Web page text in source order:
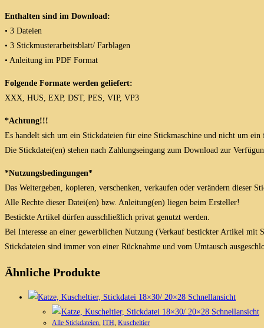
Enthalten sind im Download:
• 3 Dateien
• 3 Stickmusterarbeitsblatt/ Farblagen
• Anleitung im PDF Format
Folgende Formate werden geliefert:
XXX, HUS, EXP, DST, PES, VIP, VP3
*Achtung!!!
Es handelt sich um ein Stickdateien für eine Stickmaschine und nicht um
Die Stickdatei(en) stehen nach Zahlungseingang zum Download zur
*Nutzungsbedingungen*
Das Weitergeben, kopieren, verschenken, verkaufen oder verändern dieser
Alle Rechte dieser Datei(en) bzw. Anleitung(en) liegen beim Ersteller!
Bestickte Artikel dürfen ausschließlich privat genutzt werden.
Bei Interesse an einer gewerblichen Nutzung (Verkauf bestickter Artikel
Stickdateien sind immer von einer Rücknahme und vom Umtausch
Ähnliche Produkte
Schnellansicht
Schnellansicht
Alle Stickdateien, ITH, Kuscheltier